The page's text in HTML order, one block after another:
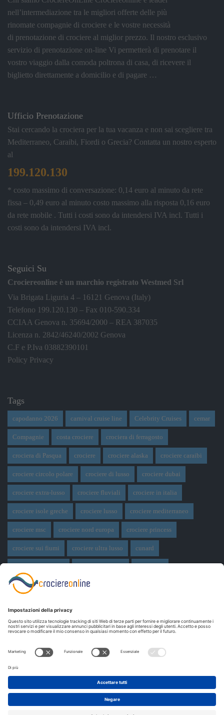
nell’intermediazione tra le migliori offerte delle più
rinomate compagnie di crociere e le vostre necessità
di prenotazione di crociere al miglior prezzo. Il nostro esclusivo
servizio di prenotazione on-line Vi permetterà di prenotare il
vostro viaggio dalla comoda poltrona di casa, di ricevere il
biglietto direttamente a domicilio e di pagare …
Ufficio Prenotazione
Stai cercando la crociera per la tua vacanza e non sai scegliere tra
Mediterraneo, Caraibi, Fiordi o Grecia? Contatta un nostro esperto
al
199.120.130
* costo massimo di conversazione: 0,14 euro al minuto da rete
fissa – 0,49 euro al minuto costo massimo alla risposta 0,16 euro
da rete mobile . Tutti i costi sono da intendersi IVA incl. Tutti i
costi sono da intendersi IVA incl.
Seguici Su
Crociereonline è un marchio registrato Westmed Srl
Via Brigata Liguria 4 – 16121 Genova (Italy)
Telefono 199.120.130 – Fax 010-590.334
CCIAA Genova n. 35694/2000 – REA 387035
Licenza n. 2842/46240/2002 Genova
C.F e P.Iva 03882390101
Policy Privacy
Tags
capodanno 2026 carnival cruise line Celebrity Cruises cemar
Compagnie costa crociere crociera di ferragosto
crociera di Pasqua crociere crociere alaska crociere caraibi
crociere circolo polare crociere di lusso crociere dubai
crociere extra-lusso crociere fluviali crociere in italia
crociere isole greche crociere lusso crociere mediterraneo
crociere msc crociere nord europa crociere princess
crociere sui fiumi crociere ultra lusso cunard
ferragosto in crociera giro del mondo
Norwegian Cruise Line oceania cruises Pasqua
Seabourn Cruises Silversea viaggio di nozze